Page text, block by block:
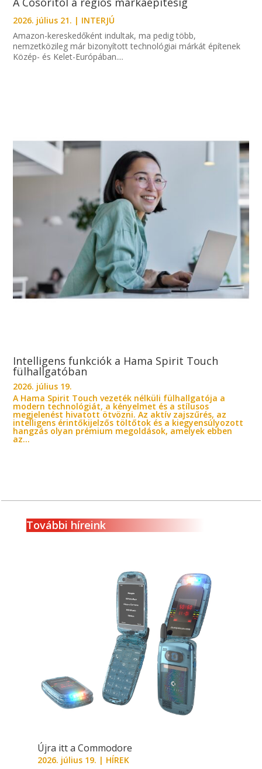
2026. július 21. | INTERJÚ
Amazon-kereskedőként indultak, ma pedig több,
nemzetközileg már bizonyított technológiai márkát építenek
Közép- és Kelet-Európában....
Intelligens funkciók a Hama Spirit Touch
fülhallgatóban
2026. július 19.
A Hama Spirit Touch vezeték nélküli fülhallgatója a
modern technológiát, a kényelmet és a stílusos
megjelenést hivatott ötvözni. Az aktív zajszűrés, az
intelligens érintőkijelzős töltőtok és a kiegyensúlyozott
hangzás olyan prémium megoldások, amelyek ebben
az...
További híreink
Újra itt a Commodore
2026. július 19. | HÍREK